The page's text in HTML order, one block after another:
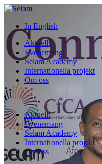
In English
Aktuellt
Evenemang
Selam Academy
Internationella projekt
Om oss
i
Aktuellt
Evenemang
Selam Academy
Internationella projekt
Om oss